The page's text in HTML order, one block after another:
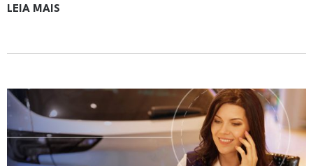
LEIA MAIS